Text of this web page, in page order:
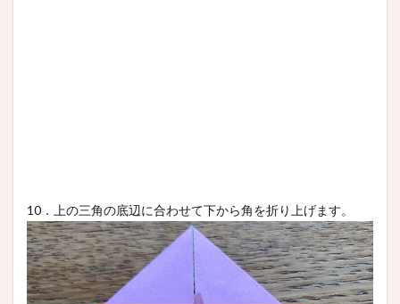
10．上の三角の底辺に合わせて下から角を折り上げます。